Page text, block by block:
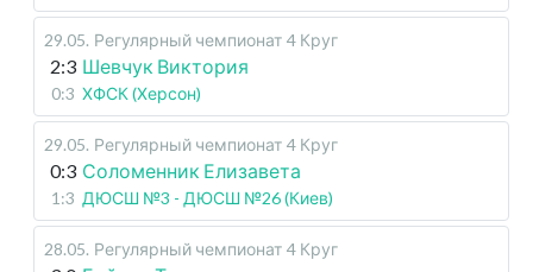
29.05. Регулярный чемпионат 4 Круг
2:3 Шевчук Виктория
0:3 ХФСК (Херсон)
29.05. Регулярный чемпионат 4 Круг
0:3 Соломенник Елизавета
1:3 ДЮСШ №3 - ДЮСШ №26 (Киев)
28.05. Регулярный чемпионат 4 Круг